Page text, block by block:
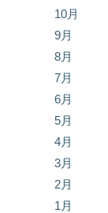
10月
9月
8月
7月
6月
5月
4月
3月
2月
1月